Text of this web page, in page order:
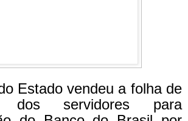
Estado vendeu a folha de
dos servidores para